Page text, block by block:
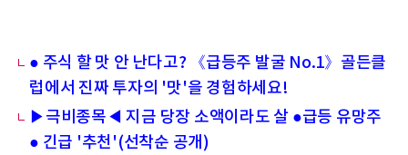
● 주식 할 맛 안 난다고? 《급등주 발굴 No.1》골든클
럽에서 진짜 투자의 '맛'을 경험하세요!
▶극비종목◀ 지금 당장 소액이라도 살 ●급등 유망주
● 긴급 '추천'(선착순 공개)